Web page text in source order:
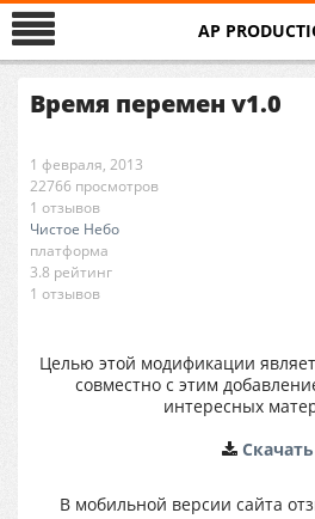
AP
Время перемен v1.0
1 февраля, 2013
22766 просмотров
1 отзывов
Чистое Небо
платформа
3.8 рейтинг
1 отзывов
Целью этой модификации
совместно с этим
интересных
Cкачать
В мобильной версии сайта